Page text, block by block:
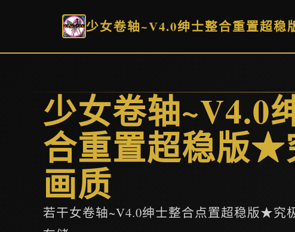
少女卷轴~V4.0绅士整合重置超
少女卷轴~V4.0
合重置超稳版★
画质
若干女卷轴~V4.0绅士整合点置超稳版★究